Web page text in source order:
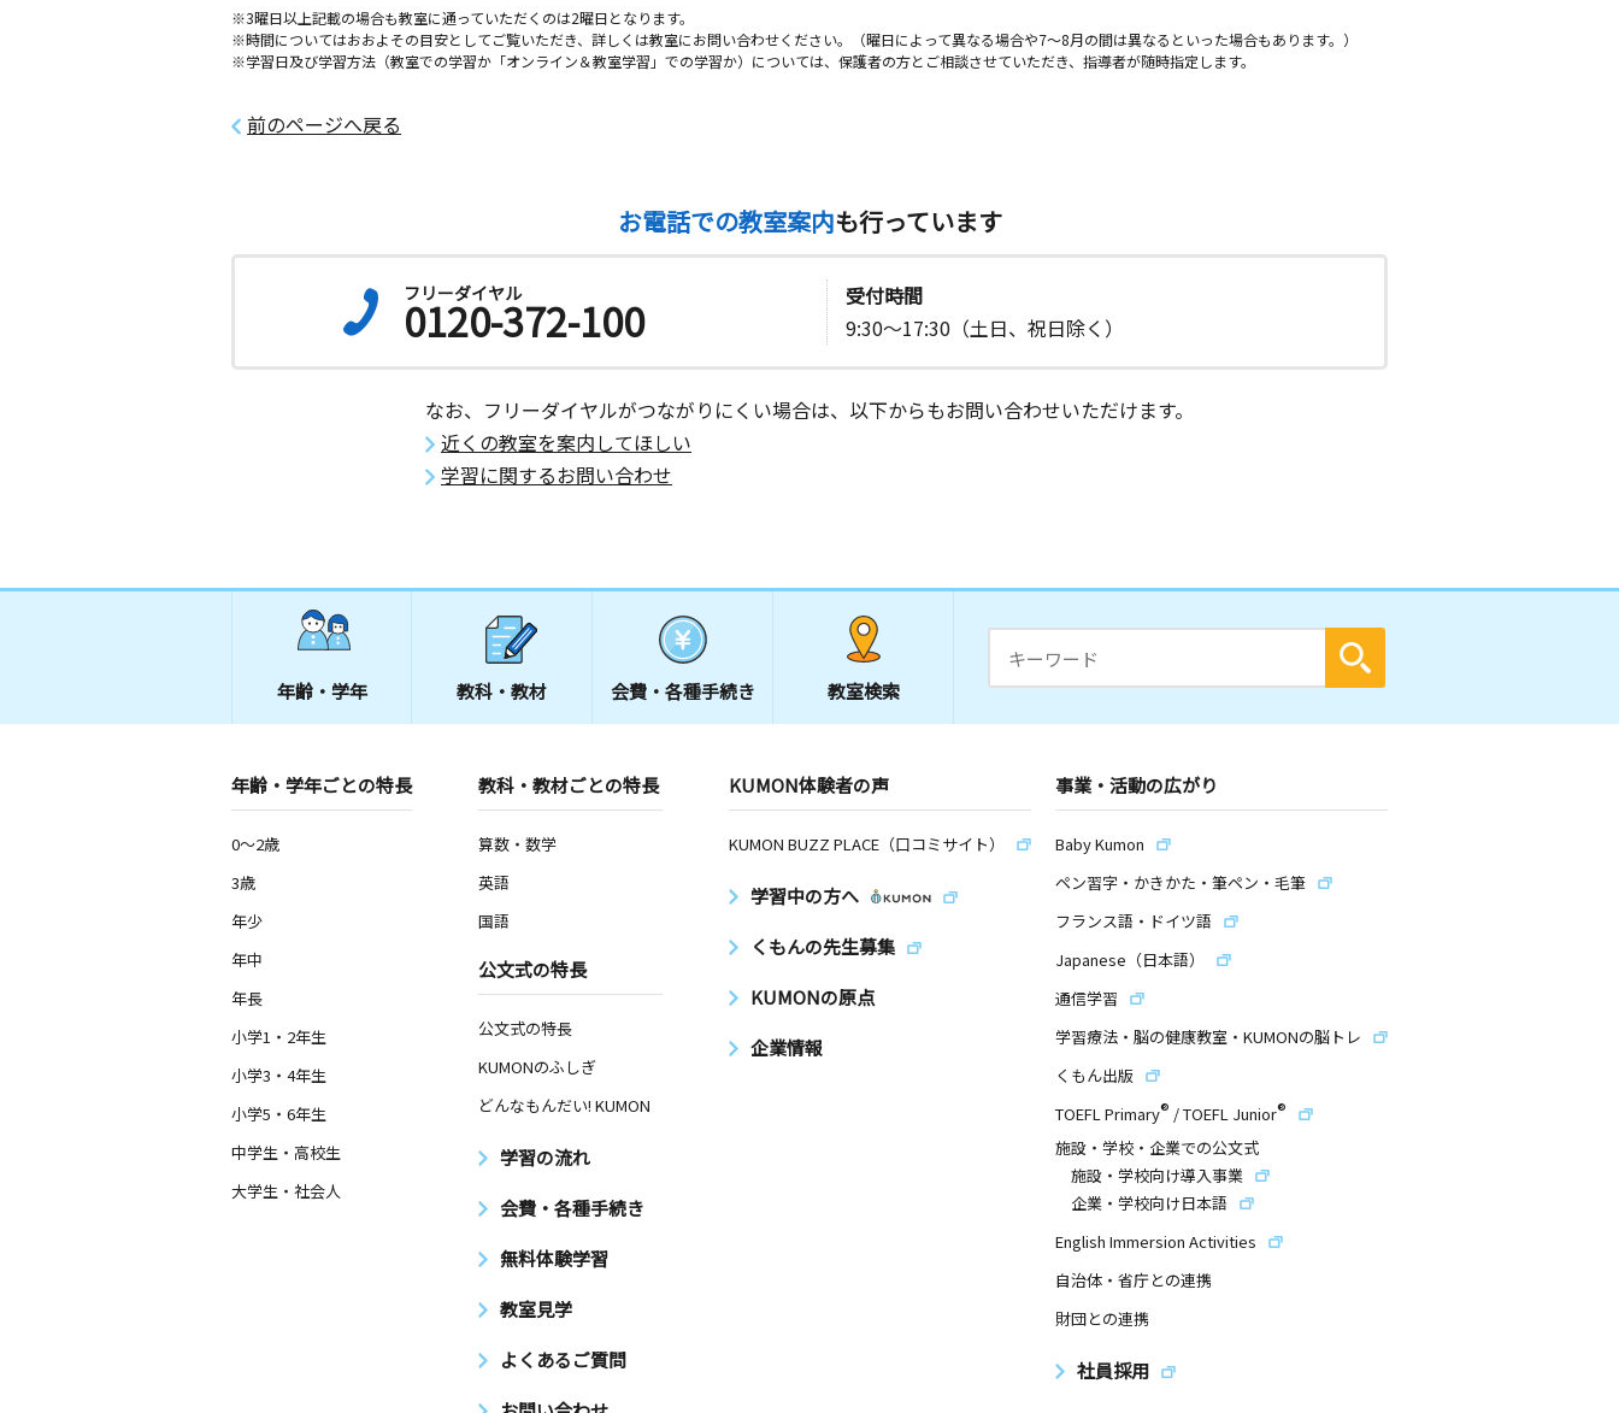
月 火 水 木 金 土
日
3歳～高校生
愛知県岡崎市堂前町１丁目６－１４
細川教室
石神教室
火 水 木 金 土
0歳～高校生
愛知県岡崎市石神町５－１６
梅園教室
水 木 金
日
3歳～高校生
愛知県岡崎市梅園町２ 梅二公民館
3歳～高校生
愛知県豊田市五ケ丘３丁目２０－４
木 金 土 日
3歳～高校生
金 土 日
東竜美丘教室
愛知県岡崎市東明大寺町１６－２ 明和荘２ ２
愛知県岡崎市西蔵前町２丁目９番地２
ななまがり教室
※3曜日以上記載の場合も教室に通っていただくのは2曜日となります。
※時間についてはおおよその目安としてご覧いただき、詳しくは教室にお問い合わせください。（曜日によって異なる場合や7～8月の間は異なるといった場合もあります。）
※学習日及び学習方法（教室での学習か「オンライン＆教室学習」での学習か）については、保護者の方とご相談させていただき、指導者が随時指定します。
前のページへ戻る
お電話での教室案内も行っています
フリーダイヤル
0120-372-100
受付時間
9:30～17:30（土日、祝日除く）
なお、フリーダイヤルがつながりにくい場合は、以下からもお問い合わせいただけます。
近くの教室を案内してほしい
学習に関するお問い合わせ
年齢・学年 教科・教材 会費・ 各種手続き 教室検索
年齢・学年ごとの特長
0～2歳
3歳
年少
年中
年長
小学1・2年生
小学3・4年生
小学5・6年生
中学生・高校生
大学生・社会人
教科・教材ごとの特長
算数・数学
英語
国語
公文式の特長
公文式の特長
KUMONのふしぎ
どんなもんだい! KUMON
学習の流れ
会費・各種手続き
無料体験学習
教室見学
よくあるご質問
KUMON体験者の声
KUMON BUZZ PLACE（口コミサイト）
学習中の方へ
くもんの先生募集
KUMONの原点
企業情報
事業・活動の広がり
Baby Kumon
ペン習字・かきかた・筆ペン・毛筆
フランス語・ドイツ語
Japanese（日本語）
通信学習
学習療法・脳の健康教室・KUMONの脳トレ
くもん出版
TOEFL Primary® /TOEFL Junior®
施設・学校・企業での公文式
施設・学校向け導入事業
企業・学校向け日本語
English Immersion Activities
自治体・省庁との連携
財団との連携
社員採用